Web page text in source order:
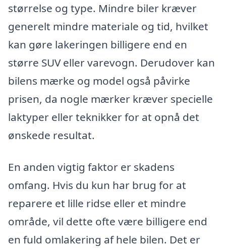
størrelse og type. Mindre biler kræver
generelt mindre materiale og tid, hvilket
kan gøre lakeringen billigere end en
større SUV eller varevogn. Derudover kan
bilens mærke og model også påvirke
prisen, da nogle mærker kræver specielle
laktyper eller teknikker for at opnå det
ønskede resultat.
En anden vigtig faktor er skadens
omfang. Hvis du kun har brug for at
reparere et lille ridse eller et mindre
område, vil dette ofte være billigere end
en fuld omlakering af hele bilen. Det er